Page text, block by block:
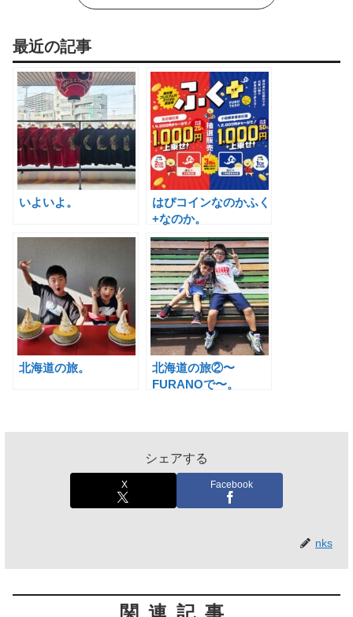
最近の記事
いよいよ。
はぴコインなのかふく
+なのか。
北海道の旅。
北海道の旅②〜
FURANOで〜。
シェアする
X Facebook
nks